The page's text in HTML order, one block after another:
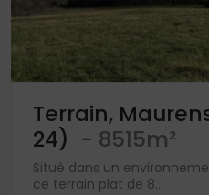
Terrain,
24) - 8515m²
Situé dans un
ce terrain plat de 8...